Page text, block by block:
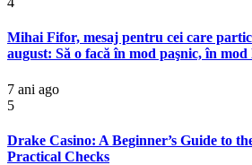
Mihai Fifor, mesaj pentru cei care
august: Să o facă în mod paşnic, în mod
7 ani ago
5
Drake Casino: A Beginner’s Guide to
Practical Checks